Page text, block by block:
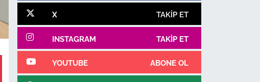
X TAKIP ET
INSTAGRAM TAKIP ET
YOUTUBE ABONE OL